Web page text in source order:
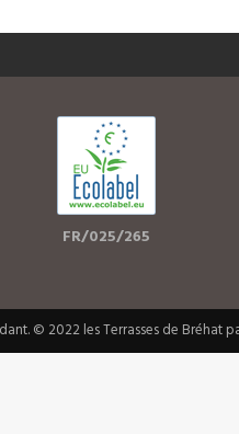
FR/025/265
© 2022 les Terrasses de Bréhat